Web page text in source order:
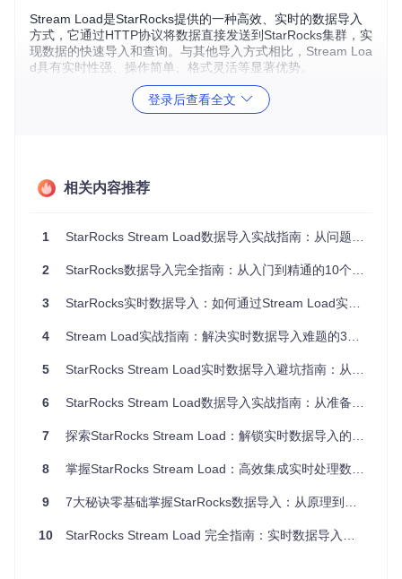
Stream Load是StarRocks提供的一种高效、实时的数据导入
方式，它通过HTTP协议将数据直接发送到StarRocks集群，实
现数据的快速导入和查询。与其他导入方式相比，Stream Loa
d具有实时性强、操作简单、格式灵活等显著优势。
StarRocks架构与Stream Load的关系
从图中可以看出，Client Application通过MySQL Protocol与FE
对数据进行解析和验证后，将其分发给相应的BE节点进行存储
性。
Stream Load的工作原理
的FE节点。
析，确定目标表、数据格式等信息。
数据分发
：FE根据表的分布策略，将数据分发给对应的BE
节点。
数据处理：BE节点对接收到的数据进行处理，包括格式转
结果返回：处理完成后，BE节点将导入结果返回给FE，F
登录后查看全文
相关内容推荐
1 StarRocks Stream Load数据导入实战指南：从问题解决到性能优化
2 StarRocks数据导入完全指南：从入门到精通的10个实战技巧
3 StarRocks实时数据导入：如何通过Stream Load实现秒级数据可见性？
4 Stream Load实战指南：解决实时数据导入难题的3个创新方案
5 StarRocks Stream Load实时数据导入避坑指南：从问题排查到场景化解决方案
6 StarRocks Stream Load数据导入实战指南：从准备到优化的全流程解析
7 探索StarRocks Stream Load：解锁实时数据导入的高效实践
8 掌握StarRocks Stream Load：高效集成实时处理数据的实战指南
9 7大秘诀零基础掌握StarRocks数据导入：从原理到实战的高效方案
10 StarRocks Stream Load 完全指南：实时数据导入技术解析与实践